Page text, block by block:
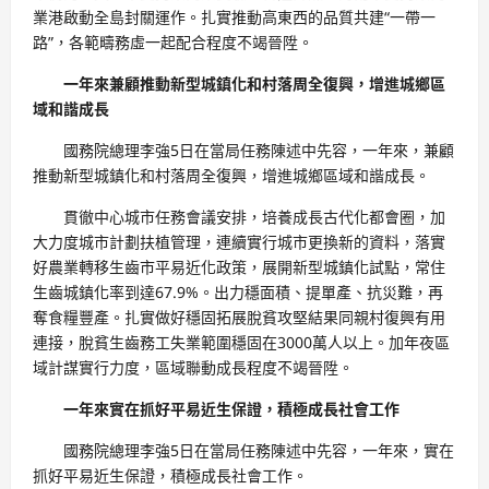
業港啟動全島封關運作。扎實推動高東西的品質共建“一帶一
路”，各範疇務虛一起配合程度不竭晉陞。
一年來兼顧推動新型城鎮化和村落周全復興，增進城鄉區
域和諧成長
國務院總理李強5日在當局任務陳述中先容，一年來，兼顧
推動新型城鎮化和村落周全復興，增進城鄉區域和諧成長。
貫徹中心城市任務會議安排，培養成長古代化都會圈，加
大力度城市計劃扶植管理，連續實行城市更換新的資料，落實
好農業轉移生齒市平易近化政策，展開新型城鎮化試點，常住
生齒城鎮化率到達67.9%。出力穩面積、提單產、抗災難，再
奪食糧豐產。扎實做好穩固拓展脫貧攻堅結果同親村復興有用
連接，脫貧生齒務工失業範圍穩固在3000萬人以上。加年夜區
域計謀實行力度，區域聯動成長程度不竭晉陞。
一年來實在抓好平易近生保證，積極成長社會工作
國務院總理李強5日在當局任務陳述中先容，一年來，實在
抓好平易近生保證，積極成長社會工作。